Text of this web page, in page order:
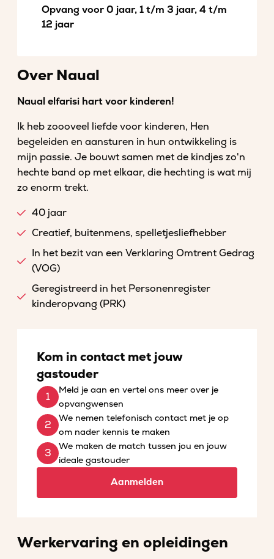
Opvang voor 0 jaar, 1 t/m 3 jaar, 4 t/m
12 jaar
Over Naual
Naual elfarisi hart voor kinderen!
Ik heb zoooveel liefde voor kinderen, Hen
begeleiden en aansturen in hun ontwikkeling is
mijn passie. Je bouwt samen met de kindjes zo'n
hechte band op met elkaar, die hechting is wat mij
zo enorm trekt.
40 jaar
Creatief, buitenmens, spelletjesliefhebber
In het bezit van een Verklaring Omtrent Gedrag
(VOG)
Geregistreerd in het Personenregister
kinderopvang (PRK)
Kom in contact met jouw
gastouder
Meld je aan en vertel ons meer over je
opvangwensen
We nemen telefonisch contact met je op
om nader kennis te maken
We maken de match tussen jou en jouw
ideale gastouder
Aanmelden
Werkervaring en opleidingen